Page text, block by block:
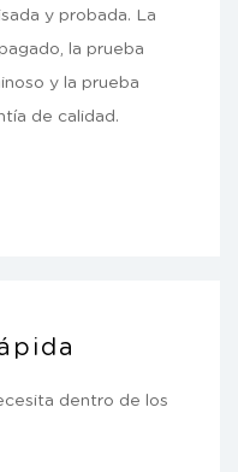
y probada. La
la prueba
y la prueba
de calidad.
dentro de los